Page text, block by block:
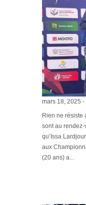
mars 18, 2025
Rien ne résiste
sont au rendez-
qu’Issa
aux
(20 ans) a...